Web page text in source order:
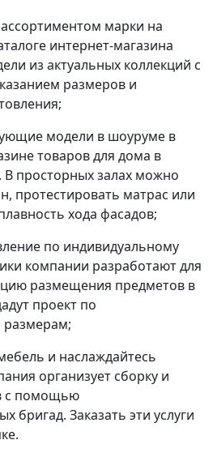
марки на
интернет-магазина
из актуальных коллекций с
размеров и
модели в шоуруме в
товаров для дома в
В просторных залах можно
протестировать матрас или
хода фасадов;
по индивидуальному
компании разработают для
размещения предметов в
проект по
и наслаждайтесь
организует сборку и
с помощью
бригад. Заказать эти услуги